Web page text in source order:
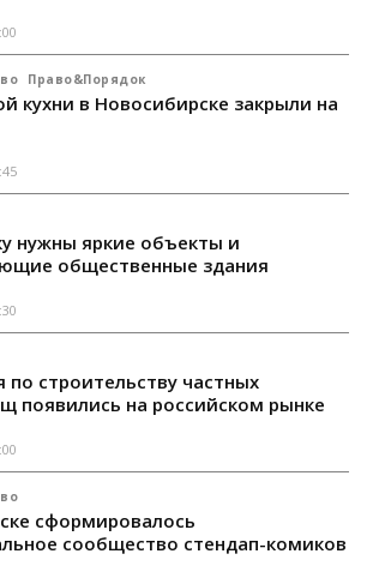
Право&Порядок
кухни в Новосибирске закрыли на
нужны яркие объекты и
общественные здания
строительству частных
появились на российском рынке
сформировалось
сообщество стендап-комиков